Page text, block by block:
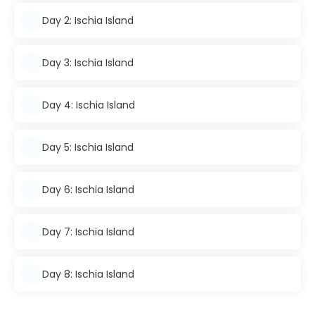
Day 2: Ischia Island
Day 3: Ischia Island
Day 4: Ischia Island
Day 5: Ischia Island
Day 6: Ischia Island
Day 7: Ischia Island
Day 8: Ischia Island